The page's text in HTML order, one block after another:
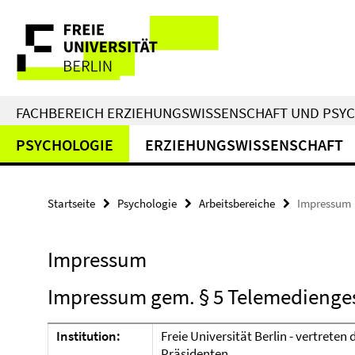
direkt
Inhalt
Service-
Navigation
FACHBEREICH ERZIEHUNGSWISSENSCHAFT UND
PSYCHOLOGIE ERZIEHUNGSWISSENSCHAFT
Startseite Psychologie Arbeitsbereiche Impressum
Impressum
Impressum gem. § 5
Institution:
Freie Universität Berlin - vertreten